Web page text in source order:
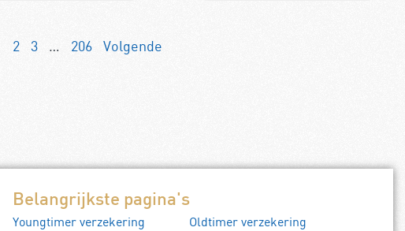
2 3 … 206 Volgende
Belangrijkste pagina's
Youngtimer verzekering
Oldtimer verzekering